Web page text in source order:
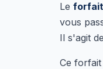
Le
vous
Il s'agit
Ce